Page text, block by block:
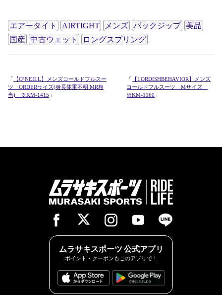
エアータイト AIRTIGHT メンズ バックジップ
美品
国産 中古ウェット ロングスプリング
「 【O’NEILL】メンズコールドフルスー
ツ ORDERサイズ(身長体重不明 MR相
当) ※KM-1415 」
「
【LORDISHBEHAVIOR】メンズ
コールドフルスーツ Mサイズ
※KM-1160 」
ムラサキスポーツ 公式アプリ
ポイント・クーポンもこのアプリで！